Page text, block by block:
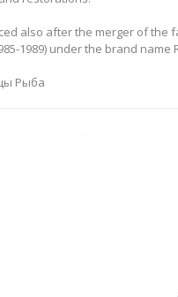
also after the merger of the
1989) under the brand name
Рыба